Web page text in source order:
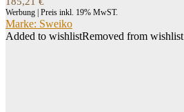
Werbung | Preis inkl. 19% MwST.
Marke: Sweiko
Added to wishlistRemoved from wishlist